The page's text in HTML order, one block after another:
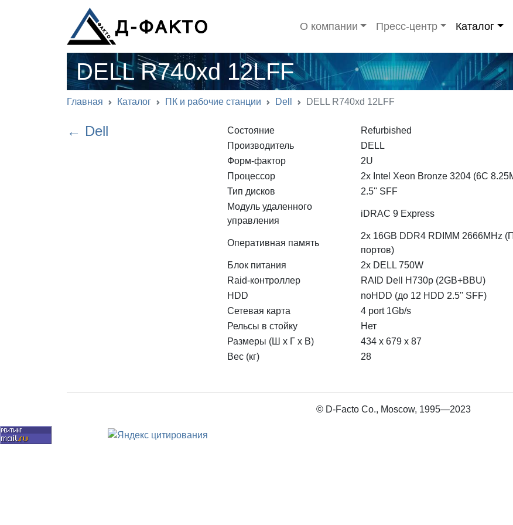
О компании Пресс-центр Каталог
DELL R740xd 12LFF
Главная Каталог ПК и рабочие станции Dell DELL R740xd 12LFF
← Dell Состояние
Refurbished
Производитель
DELL
Форм-фактор
2U
Процессор
2x Intel Xeon Bronze 3204 (6C
Тип дисков
2.5'' SFF
Модуль удаленного
управления
iDRAC 9 Express
Оперативная память
2x 16GB DDR4 RDIMM 2666MHz
портов)
Блок питания
2x DELL 750W
Raid-контроллер
RAID Dell H730p (2GB+BBU)
HDD
noHDD (до 12 HDD 2.5'' SFF)
Сетевая карта
4 port 1Gb/s
Рельсы в стойку
Нет
Размеры (Ш х Г х В)
434 x 679 x 87
Вес (кг)
28
© D-Facto Co., Moscow, 1995—2023